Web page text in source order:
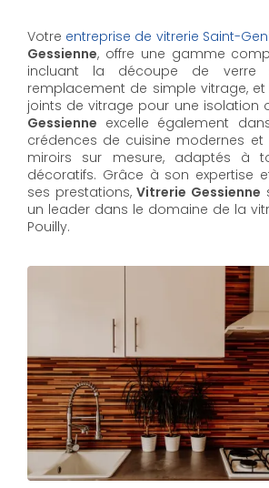
Votre entreprise de vitrerie Saint-
Gessienne, offre une gamme
incluant la découpe de verre
remplacement de simple vitrage,
joints de vitrage pour une isolation
Gessienne excelle également
crédences de cuisine modernes
miroirs sur mesure, adaptés à
décoratifs. Grâce à son expertise
ses prestations, Vitrerie Gessienne
un leader dans le domaine de la
Pouilly.